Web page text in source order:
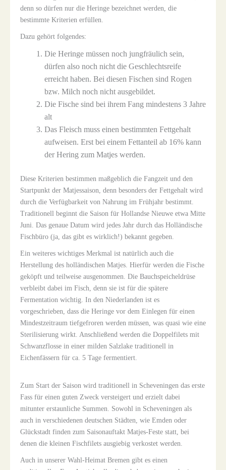
denn so dürfen nur die Heringe bezeichnet werden, die
bestimmte Kriterien erfüllen.
Dazu gehört folgendes:
Die Heringe müssen noch jungfräulich sein,
dürfen also noch nicht die Geschlechtsreife
erreicht haben. Bei diesen Fischen sind Rogen
bzw. Milch noch nicht ausgebildet.
Die Fische sind bei ihrem Fang mindestens 3 Jahre
alt
Das Fleisch muss einen bestimmten Fettgehalt
aufweisen. Erst bei einem Fettanteil ab 16% kann
der Hering zum Matjes werden.
Diese Kriterien bestimmen maßgeblich die Fangzeit und den
Startpunkt der Matjessaison, denn besonders der Fettgehalt wird
durch die Verfügbarkeit von Nahrung im Frühjahr bestimmt.
Traditionell beginnt die Saison für Hollandse Nieuwe etwa Mitte
Juni. Das genaue Datum wird jedes Jahr durch das Holländische
Fischbüro (ja, das gibt es wirklich!) bekannt gegeben.
Ein weiteres wichtiges Merkmal ist natürlich auch die
Herstellung des holländischen Matjes. Hierfür werden die Fische
geköpft und teilweise ausgenommen. Die Bauchspeicheldrüse
verbleibt dabei im Fisch, denn sie ist für die spätere
Fermentation wichtig. In den Niederlanden ist es
vorgeschrieben, dass die Heringe vor dem Einlegen für einen
Mindestzeitraum tiefgefroren werden müssen, was quasi wie eine
Sterilisierung wirkt. Anschließend werden die Doppelfilets mit
Schwanzflosse in einer milden Salzlake traditionell in
Eichenfässern für ca. 5 Tage fermentiert.
Zum Start der Saison wird traditionell in Scheveningen das erste
Fass für einen guten Zweck versteigert und erzielt dabei
mitunter erstaunliche Summen. Sowohl in Scheveningen als
auch in verschiedenen deutschen Städten, wie Emden oder
Glückstadt finden zum Saisonauftakt Matjes-Feste statt, bei
denen die kleinen Fischfilets ausgiebig verkostet werden.
Auch in unserer Wahl-Heimat Bremen gibt es einen